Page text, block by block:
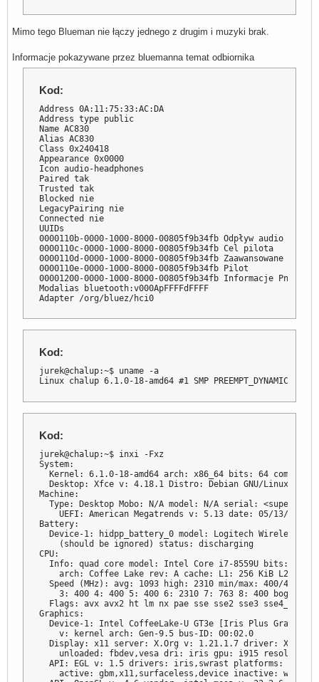
Mimo tego Blueman nie łączy jednego z drugim i muzyki brak.
Informacje pokazywane przez bluemanna temat odbiornika
Kod:
Address 0A:11:75:33:AC:DA
Address type public
Name AC830
Alias AC830
Class 0x240418
Appearance 0x0000
Icon audio-headphones
Paired tak
Trusted tak
Blocked nie
LegacyPairing nie
Connected nie
UUIDs
0000110b-0000-1000-8000-00805f9b34fb Odpływ audio
0000110c-0000-1000-8000-00805f9b34fb Cel pilota
0000110d-0000-1000-8000-00805f9b34fb Zaawansowane audio
0000110e-0000-1000-8000-00805f9b34fb Pilot
00001200-0000-1000-8000-00805f9b34fb Informacje PnP
Modalias bluetooth:v000ApFFFFdFFFF
Adapter /org/bluez/hci0
Kod:
jurek@chalup:~$ uname -a
Linux chalup 6.1.0-18-amd64 #1 SMP PREEMPT_DYNAMIC
Kod:
jurek@chalup:~$ inxi -Fxz
System:
Kernel: 6.1.0-18-amd64 arch: x86_64 bits: 64
Desktop: Xfce v: 4.18.1 Distro: Debian GNU/Linux 12
Machine:
Type: Desktop Mobo: N/A model: N/A serial: <superuser
    UEFI: American Megatrends v: 5.13 date: 05/13/2020
Battery:
Device-1: hidpp_battery_0 model: Logitech Wireless
    (should be ignored) status: discharging
CPU:
Info: quad core model: Intel Core i7-8559U bits: 64
arch: Coffee Lake rev: A cache: L1: 256 KiB L2:
Speed (MHz): avg: 1093 high: 2310 min/max: 400/4500
3: 400 4: 400 5: 400 6: 2310 7: 763 8: 400
Flags: avx avx2 ht lm nx pae sse sse2 sse3 sse4_1
Graphics:
Device-1: Intel CoffeeLake-U GT3e [Iris Plus Graphics
    v: kernel arch: Gen-9.5 bus-ID: 00:02.0
Display: x11 server: X.Org v: 1.21.1.7 driver: X:
unloaded: fbdev,vesa dri: iris gpu: i915
  API: EGL v: 1.5 drivers: iris,swrast platforms:
    active: gbm,x11,surfaceless,device inactive: wayland